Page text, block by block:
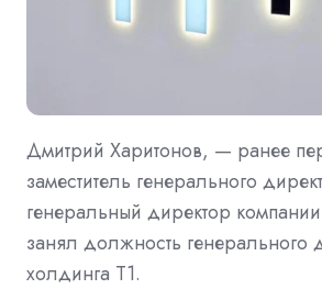
Дмитрий Харитонов, — ранее
заместитель генерального
генеральный директор
занял должность генерального
холдинга Т1.